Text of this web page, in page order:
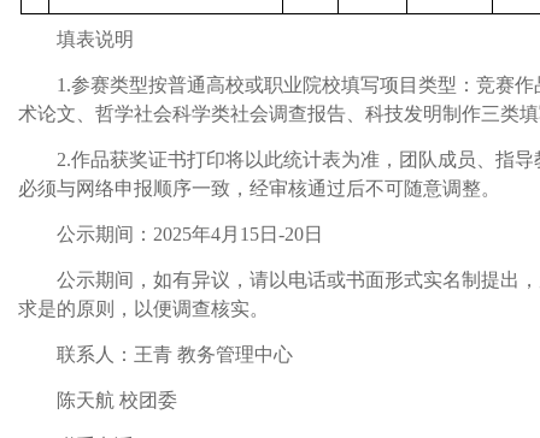
填表说明
1.参赛类型按普通高校或职业院校填写项目类型：竞赛
术论文、哲学社会科学类社会调查报告、科技发明制作三类
2.作品获奖证书打印将以此统计表为准，团队成员、指
必须与网络申报顺序一致，经审核通过后不可随意调整。
公示期间：2025年4月15日-20日
公示期间，如有异议，请以电话或书面形式实名制提出
求是的原则，以便调查核实。
联系人：王青 教务管理中心
陈天航 校团委